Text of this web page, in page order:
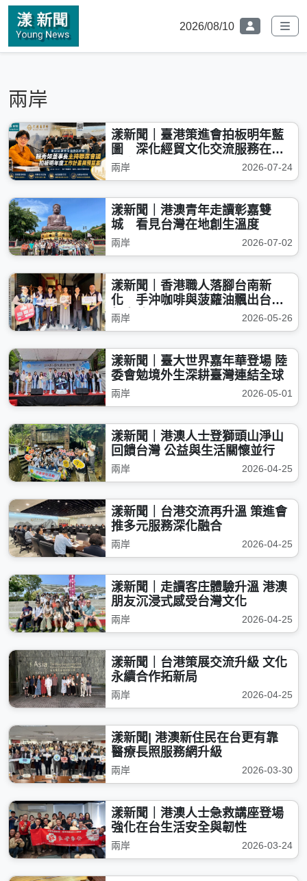
2026/08/10
兩岸
漾新聞｜臺港策進會拍板明年藍
圖 深化經貿文化交流服務在臺
港人
兩岸 2026-07-24
漾新聞｜港澳青年走讀彰嘉雙
城 看見台灣在地創生溫度
兩岸 2026-07-02
漾新聞｜香港職人落腳台南新
化 手沖咖啡與菠蘿油飄出台灣
新家味
兩岸 2026-05-26
漾新聞｜臺大世界嘉年華登場 陸
委會勉境外生深耕臺灣連結全球
兩岸 2026-05-01
漾新聞｜港澳人士登獅頭山淨山
回饋台灣 公益與生活關懷並行
兩岸 2026-04-25
漾新聞｜台港交流再升溫 策進會
推多元服務深化融合
兩岸 2026-04-25
漾新聞｜走讀客庄體驗升溫 港澳
朋友沉浸式感受台灣文化
兩岸 2026-04-25
漾新聞｜台港策展交流升級 文化
永續合作拓新局
兩岸 2026-04-25
漾新聞| 港澳新住民在台更有靠
醫療長照服務網升級
兩岸 2026-03-30
漾新聞｜港澳人士急救講座登場
強化在台生活安全與韌性
兩岸 2026-03-24